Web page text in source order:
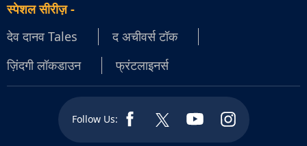
स्पेशल सीरीज़-
देव दानव Tales
द अचीवर्स टॉक
ज़िंदगी लॉकडाउन
फ्रंटलाइनर्स
Follow Us: